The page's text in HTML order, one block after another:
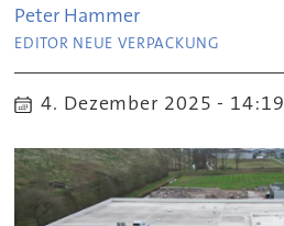
Peter Hammer
EDITOR NEUE VERPACKUNG
4. Dezember 2025 - 14:19